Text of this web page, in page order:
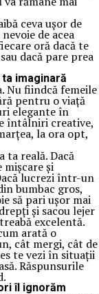
ceva ușor de
de acea
oră dacă te
dacă pare prea
imaginară
Nu fiindcă femeile
pentru o viață
elegante în
întâlniri creative,
la ora opt,
reală. Dacă
mișcare și
lucrezi într-un
bumbac gros,
să pari ușor mai
și sacou lejer
excelentă.
arată o
cât mergi, cât de
te vezi în situații
Răspunsurile
îl ignorăm